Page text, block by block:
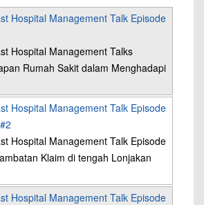
Hospital Management Talk Episode
Hospital Management Talks
Rumah Sakit dalam Menghadapi
Hospital Management Talk Episode
Hospital Management Talk Episode
Klaim di tengah Lonjakan
Hospital Management Talk Episode